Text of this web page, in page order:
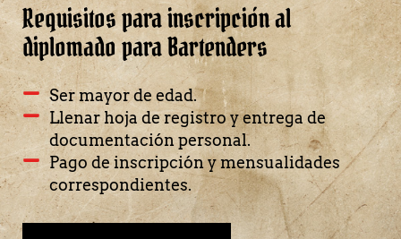
Requisitos para inscripción al
diplomado para Bartenders
Ser mayor de edad.
Llenar hoja de registro y entrega de
documentación personal.
Pago de inscripción y mensualidades
correspondientes.